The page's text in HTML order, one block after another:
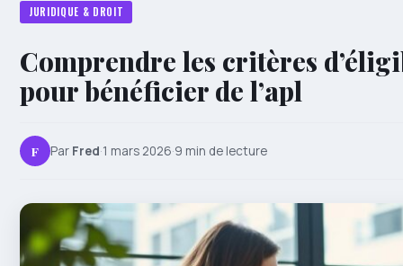
JURIDIQUE & DROIT
Comprendre les critères
pour bénéficier de l’apl
F Par Fred·1 mars 2026·9 min de lecture